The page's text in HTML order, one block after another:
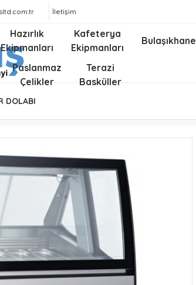
İletişim
Hazırlık
Ekipmanları
Kafeterya
Ekipmanları
Bulaşıkhane
Paslanmaz
Çelikler
Terazi
Basküller
DOLABI